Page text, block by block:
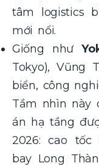
tâm logistics
mới nổi.
Giống như
Tokyo), Vũng
biển, công
Tầm nhìn này
án hạ tầng
2026: cao tốc
bay Long